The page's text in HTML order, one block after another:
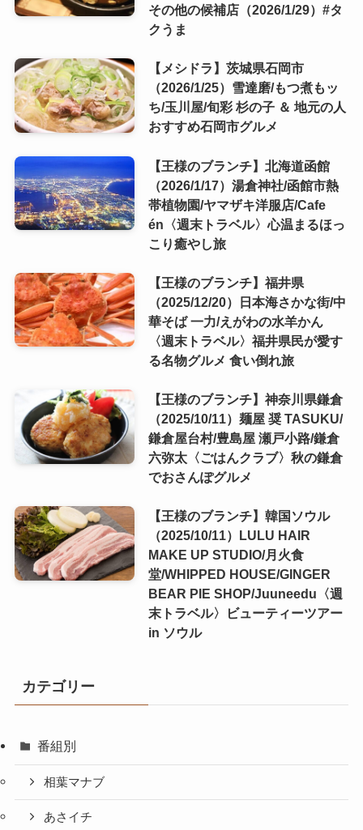
その他の候補店（2026/1/29）#タ
クうま
【メシドラ】茨城県石岡市
（2026/1/25）雪達磨/もつ煮もッ
ち/玉川屋/旬彩 杉の子 ＆ 地元の人
おすすめ石岡市グルメ
【王様のブランチ】北海道函館
（2026/1/17）湯倉神社/函館市熱
帯植物園/ヤマザキ洋服店/Cafe
én〈週末トラベル〉心温まるほっ
こり癒やし旅
【王様のブランチ】福井県
（2025/12/20）日本海さかな街/中
華そば 一力/えがわの水羊かん
〈週末トラベル〉福井県民が愛す
る名物グルメ 食い倒れ旅
【王様のブランチ】神奈川県鎌倉
（2025/10/11）麺屋 奨 TASUKU/
鎌倉屋台村/豊島屋 瀬戸小路/鎌倉
六弥太〈ごはんクラブ〉秋の鎌倉
でおさんぽグルメ
【王様のブランチ】韓国ソウル
（2025/10/11）LULU HAIR
MAKE UP STUDIO/月火食
堂/WHIPPED HOUSE/GINGER
BEAR PIE SHOP/Juuneedu〈週
末トラベル〉ビューティーツアー
in ソウル
カテゴリー
番組別
相葉マナブ
あさイチ